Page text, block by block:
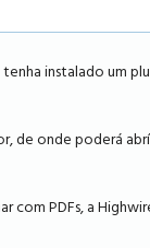
instalado um
onde poderá
com PDFs, a